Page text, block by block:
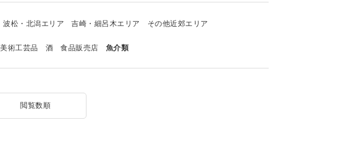
波松・北潟エリア 吉崎・細呂木エリア その他近郊エリア
美術工芸品 酒 食品販売店 魚介類
閲覧数順